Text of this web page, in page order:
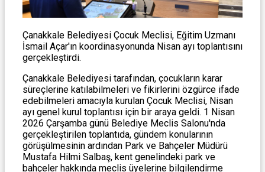
Çanakkale Belediyesi Çocuk Meclisi, Eğitim Uzmanı
İsmail Açar'ın koordinasyonunda Nisan ayı toplantısını
gerçekleştirdi.
Çanakkale Belediyesi tarafından, çocukların karar
süreçlerine katılabilmeleri ve fikirlerini özgürce ifade
edebilmeleri amacıyla kurulan Çocuk Meclisi, Nisan
ayı genel kurul toplantısı için bir araya geldi. 1 Nisan
2026 Çarşamba günü Belediye Meclis Salonu'nda
gerçekleştirilen toplantıda, gündem konularının
görüşülmesinin ardından Park ve Bahçeler Müdürü
Mustafa Hilmi Salbaş, kent genelindeki park ve
bahçeler hakkında meclis üyelerine bilgilendirme